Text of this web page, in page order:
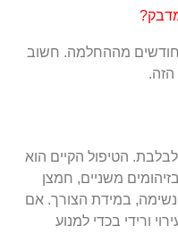
ת: הפרשת הוירוס יכול להיות עד 3 חודשים מההחלמה. חשוב
הטיפול הקיים הוא
משניים, חמצן
במידת הצורך. אם
ורידי בכדי למנוע